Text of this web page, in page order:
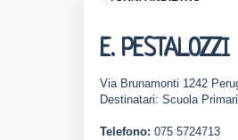
E. PESTALOZZI
Via Brunamonti 1242
Destinatari: Scuola
Telefono: 075 5724713